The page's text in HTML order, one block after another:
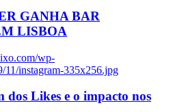
GANHA BAR
LISBOA
wp-
11/instagram-335x256.jpg
dos Likes e o impacto nos